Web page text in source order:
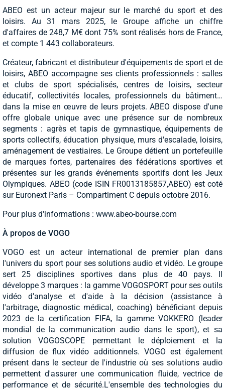
ABEO est un acteur majeur sur le marché du sport et des
loisirs. Au 31 mars 2025, le Groupe affiche un chiffre
d'affaires de 248,7 M€ dont 75% sont réalisés hors de France,
et compte 1 443 collaborateurs.
Créateur, fabricant et distributeur d'équipements de sport et de
loisirs, ABEO accompagne ses clients professionnels : salles
et clubs de sport spécialisés, centres de loisirs, secteur
éducatif, collectivités locales, professionnels du bâtiment…
dans la mise en œuvre de leurs projets. ABEO dispose d'une
offre globale unique avec une présence sur de nombreux
segments : agrès et tapis de gymnastique, équipements de
sports collectifs, éducation physique, murs d'escalade, loisirs,
aménagement de vestiaires. Le Groupe détient un portefeuille
de marques fortes, partenaires des fédérations sportives et
présentes sur les grands événements sportifs dont les Jeux
Olympiques. ABEO (code ISIN FR0013185857,ABEO) est coté
sur Euronext Paris – Compartiment C depuis octobre 2016.
Pour plus d'informations : www.abeo-bourse.com
À propos de VOGO
VOGO est un acteur international de premier plan dans
l'univers du sport pour ses solutions audio et vidéo. Le groupe
sert 25 disciplines sportives dans plus de 40 pays. Il
développe 3 marques : la gamme VOGOSPORT pour ses outils
vidéo d'analyse et d'aide à la décision (assistance à
l'arbitrage, diagnostic médical, coaching) bénéficiant depuis
2023 de la certification FIFA, la gamme VOKKERO (leader
mondial de la communication audio dans le sport), et sa
solution VOGOSCOPE permettant le déploiement et la
diffusion de flux vidéo additionnels. VOGO est également
présent dans le secteur de l'industrie où ses solutions audio
permettent d'assurer une communication fluide, vectrice de
performance et de sécurité.L'ensemble des technologies du